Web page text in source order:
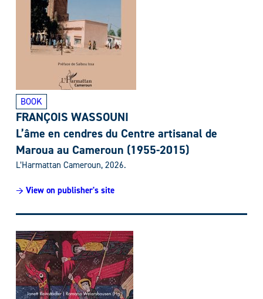
BOOK
FRANÇOIS WASSOUNI
L’âme en cendres du Centre artisanal de
Maroua au Cameroun (1955-2015)
L’Harmattan Cameroun, 2026.
→ View on publisher's site